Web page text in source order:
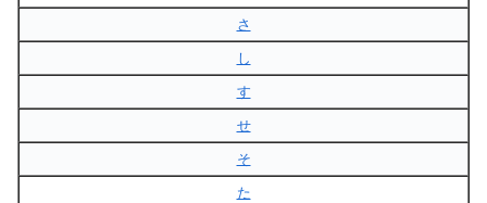
さ
し
す
せ
そ
た